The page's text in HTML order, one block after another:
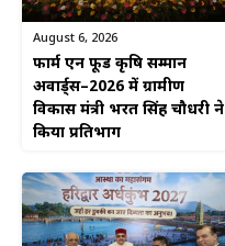
August 6, 2026
फार्म एन फूड कृषि सम्मान
अवार्ड्स–2026 में ग्रामीण
विकास मंत्री भरत सिंह चौधरी ने
किया प्रतिभाग